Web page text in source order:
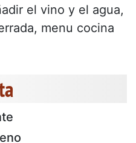
el vino y el agua,
menu cocina